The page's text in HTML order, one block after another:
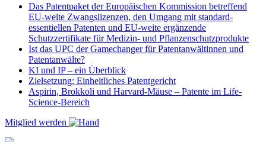
Das Patentpaket der Europäischen Kommission betreffend
EU-weite Zwangslizenzen, den Umgang mit standard-
essentiellen Patenten und EU-weite ergänzende
Schutzzertifikate für Medizin- und Pflanzenschutzprodukte
Ist das UPC der Gamechanger für Patentanwältinnen und
Patentanwälte?
KI und IP – ein Überblick
Zielsetzung: Einheitliches Patentgericht
Aspirin, Brokkoli und Harvard-Mäuse – Patente im Life-
Science-Bereich
Mitglied werden